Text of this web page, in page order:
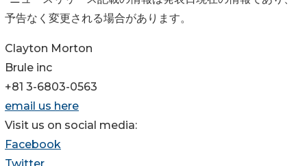
予告なく変更される場合があります。
Clayton Morton
Brule inc
+81 3-6803-0563
email us here
Visit us on social media:
Facebook